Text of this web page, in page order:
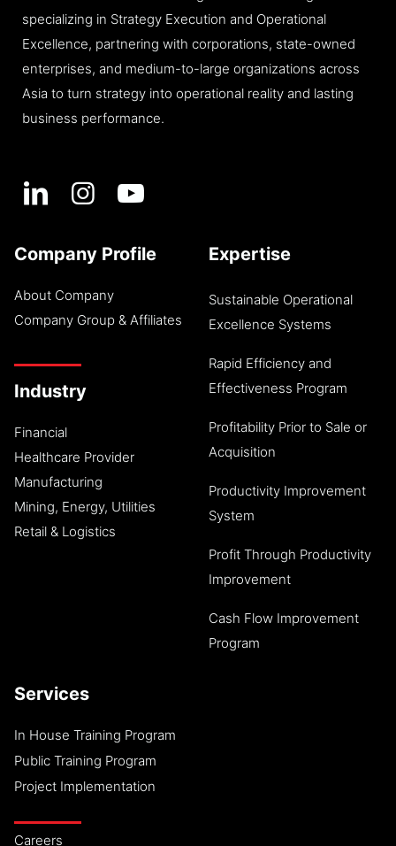
specializing in Strategy Execution and Operational
Excellence, partnering with corporations, state-owned
enterprises, and medium-to-large organizations across
Asia to turn strategy into operational reality and lasting
business performance.
Company Profile
About Company
Company Group & Affiliates
Industry
Financial
Healthcare Provider
Manufacturing
Mining, Energy, Utilities
Retail & Logistics
Expertise
Sustainable Operational
Excellence Systems
Rapid Efficiency and
Effectiveness Program
Profitability Prior to Sale or
Acquisition
Productivity Improvement
System
Profit Through Productivity
Improvement
Cash Flow Improvement
Program
Services
In House Training Program
Public Training Program
Project Implementation
Careers